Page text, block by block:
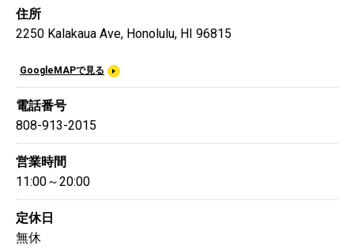
住所
2250 Kalakaua Ave, Honolulu, HI 96815
GoogleMAPで見る
電話番号
808-913-2015
営業時間
11:00～20:00
定休日
無休